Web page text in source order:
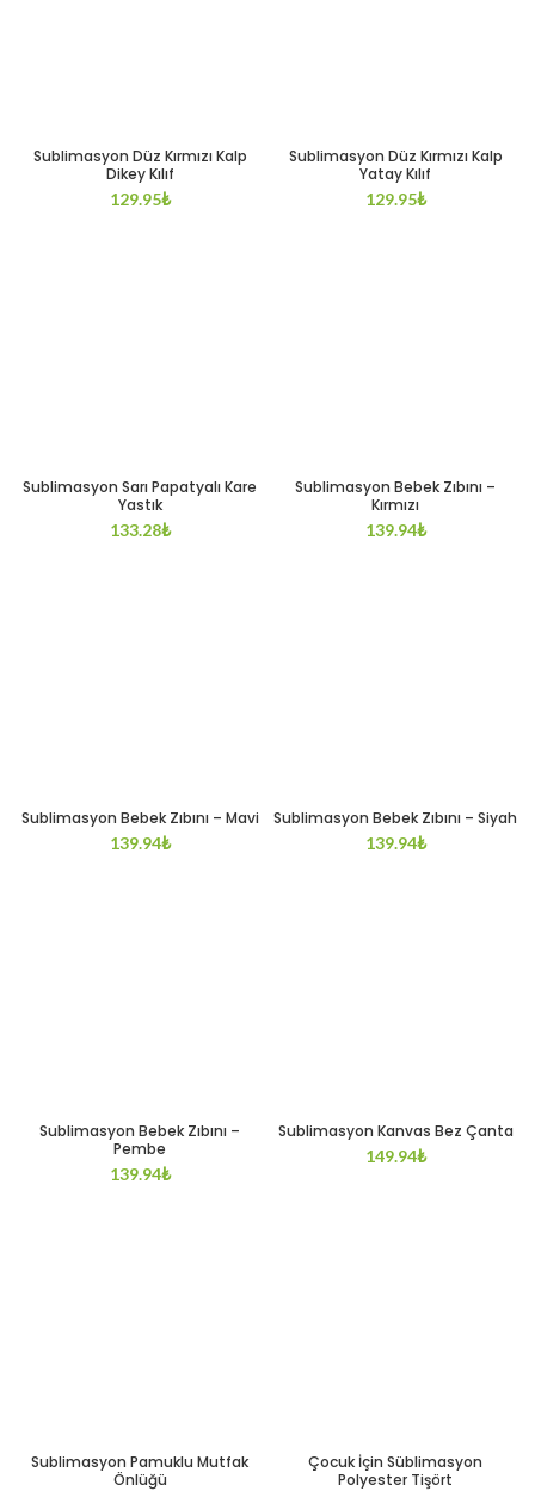
Sublimasyon Düz Kırmızı Kalp
Dikey Kılıf
129.95₺
Sublimasyon Düz Kırmızı Kalp
Yatay Kılıf
129.95₺
Sublimasyon Sarı Papatyalı Kare
Yastık
133.28₺
Sublimasyon Bebek Zıbını –
Kırmızı
139.94₺
Sublimasyon Bebek Zıbını – Mavi
139.94₺
Sublimasyon Bebek Zıbını – Siyah
139.94₺
Sublimasyon Bebek Zıbını –
Pembe
139.94₺
Sublimasyon Kanvas Bez Çanta
149.94₺
Sublimasyon Pamuklu Mutfak
Önlüğü
Çocuk İçin Süblimasyon
Polyester Tişört